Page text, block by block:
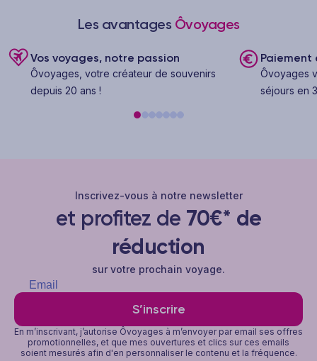
Les avantages Ôvoyages
Vos voyages, notre passion
Ôvoyages, votre créateur de souvenirs
depuis 20 ans !
Paiement
Ôvoyages
séjours en
Inscrivez-vous à notre newsletter
et profitez de 70€* de
réduction
sur votre prochain voyage.
S’inscrire
En m’inscrivant, j’autorise Ôvoyages à m’envoyer par email ses offres
promotionnelles, et que mes ouvertures et clics sur ces emails
soient mesurés afin d'en personnaliser le contenu et la fréquence.